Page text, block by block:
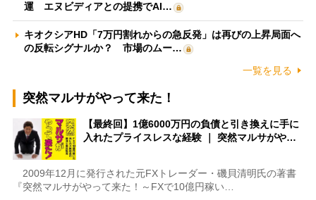
運 エヌビディアとの提携でAI…
キオクシアHD「7万円割れからの急反発」は再びの上昇局面へ
の反転シグナルか？ 市場のムー…
一覧を見る
突然マルサがやって来た！
【最終回】1億6000万円の負債と引き換えに手に
入れたプライスレスな経験 ｜ 突然マルサがや…
2009年12月に発行された元FXトレーダー・磯貝清明氏の著書
『突然マルサがやって来た！～FXで10億円稼い…